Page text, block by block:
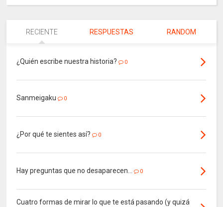
RECIENTE RESPUESTAS RANDOM
¿Quién escribe nuestra historia? 0
Sanmeigaku 0
¿Por qué te sientes así? 0
Hay preguntas que no desaparecen… 0
Cuatro formas de mirar lo que te está pasando (y quizá